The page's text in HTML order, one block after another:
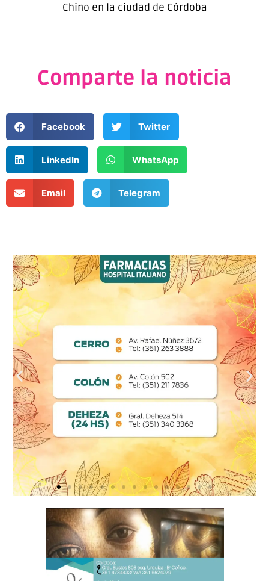
Chino en la ciudad de Córdoba
Comparte la noticia
Facebook Twitter
LinkedIn WhatsApp
Email Telegram